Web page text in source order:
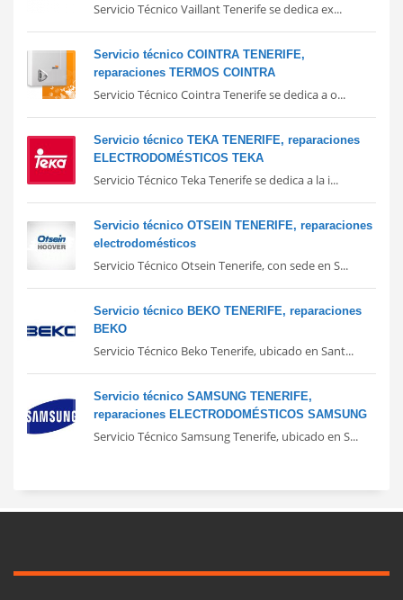
Servicio Técnico Vaillant Tenerife se dedica ex...
Servicio técnico COINTRA TENERIFE,
reparaciones TERMOS COINTRA
Servicio Técnico Cointra Tenerife se dedica a o...
Servicio técnico TEKA TENERIFE, reparaciones
ELECTRODOMÉSTICOS TEKA
Servicio Técnico Teka Tenerife se dedica a la i...
Servicio técnico OTSEIN TENERIFE, reparaciones
electrodomésticos
Servicio Técnico Otsein Tenerife, con sede en S...
Servicio técnico BEKO TENERIFE, reparaciones
BEKO
Servicio Técnico Beko Tenerife, ubicado en Sant...
Servicio técnico SAMSUNG TENERIFE,
reparaciones ELECTRODOMÉSTICOS SAMSUNG
Servicio Técnico Samsung Tenerife, ubicado en S...